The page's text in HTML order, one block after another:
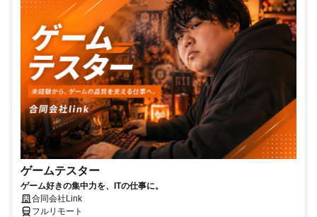
ゲームテスター
ゲーム好きの集中力を、ITの仕事に。
合同会社Link
フルリモート